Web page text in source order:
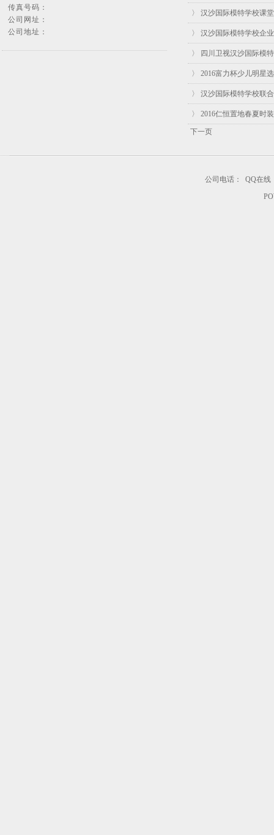
传真号码：
公司网址：
公司地址：
〉 汉沙国际模特学校课
〉 汉沙国际模特学校企
〉 四川卫视汉沙国际模
〉 2016富力杯少儿明星
〉 汉沙国际模特学校联
〉 2016仁恒置地春夏
下一页
公司电话：
QQ在线